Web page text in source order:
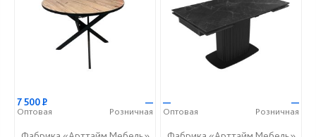
7 500Р
Оптовая
—
Розничная
—
Оптовая
—
Розничная